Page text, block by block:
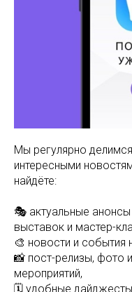
Мы регулярно
интересными
найдёте:
🎭 актуальные анонсы
выставок и мастер-
🎨 новости и события
📸 пост-релизы, фото
мероприятий,
🗓 удобные